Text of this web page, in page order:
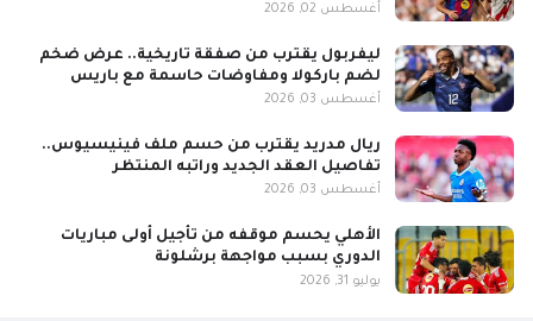
أغسطس 02, 2026
ليفربول يقترب من صفقة تاريخية.. عرض ضخم
لضم باركولا ومفاوضات حاسمة مع باريس
أغسطس 03, 2026
ريال مدريد يقترب من حسم ملف فينيسيوس..
تفاصيل العقد الجديد وراتبه المنتظر
أغسطس 03, 2026
الأهلي يحسم موقفه من تأجيل أولى مباريات
الدوري بسبب مواجهة برشلونة
يوليو 31, 2026